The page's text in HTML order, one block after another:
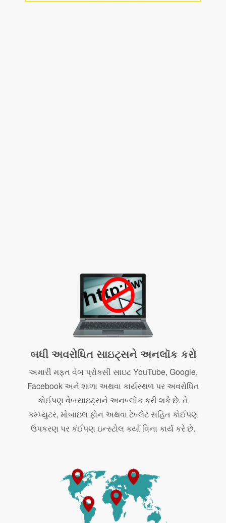
બધી અવરોધિત સાઇટ્સને અનલૉક કરો
અમારી મફત વેબ પ્રોક્સી સાઇટ YouTube, Google,
Facebook અને શાળા અથવા કાર્યસ્થળ પર અવરોધિત
કોઈપણ વેબસાઇટ્સને અનબ્લોક કરી શકે છે. તે
કમ્પ્યુટર, મોબાઇલ ફોન અથવા ટેબ્લેટ સહિત કોઈપણ
ઉપકરણ પર કંઈપણ ઇન્સ્ટોલ કર્યા વિના કાર્ય કરે છે.